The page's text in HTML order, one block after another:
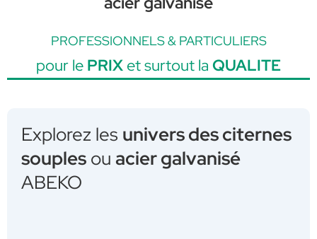
PROFESSIONNELS & PARTICULIERS
pour le PRIXet surtout la QUALITE
Explorez les univers des citernes
souples ou acier galvanisé
ABEKO